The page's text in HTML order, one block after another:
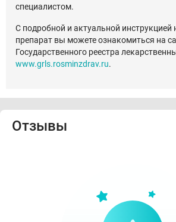
специалистом.
С подробной и актуальной инструкцией
препарат вы можете ознакомиться на
Государственного реестра
www.grls.rosminzdrav.ru.
Отзывы